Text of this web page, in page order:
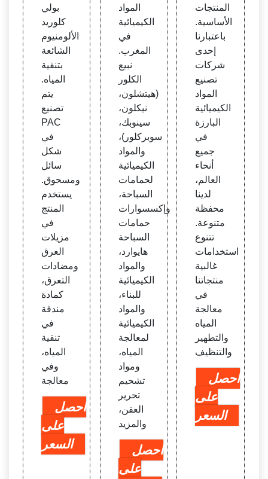
als
بولي
كلوريد
الألومنيوم
الشائعة
بتنقية
المياه.
يتم
تصنيع
PAC
في
شكل
سائل
ومسحوق.
يستخدم
المنتج
في
مزيلات
العرق
ومضادات
التعرق،
كمادة
مندفة
في
تنقية
المياه،
وفي
معالجة
احصل
على
السعر
كيميا
ئية ال
خاص
بك
المواد
الكيميائية
في
المغرب.
نبيع
الكلور
(هيتشلون،
نيكلون،
سينوبك،
سوبركلور)،
والمواد
الكيميائية
لحمامات
السباحة،
وإكسسوارات
حمامات
السباحة
هايوارد،
والمواد
الكيميائية
للبناء،
والمواد
الكيميائية
لمعالجة
المياه،
ومواد
تشحيم
تحرير
العفن،
والمزيد
احصل
على
ساسي
ة | مو
ردو ال
مواد ا
لكيميا
ئية
المنتجات
الأساسية.
باعتبارنا
إحدى
شركات
تصنيع
المواد
الكيميائية
البارزة
في
جميع
أنحاء
العالم،
لدينا
محفظة
متنوعة.
تتنوع
استخدامات
غالبية
منتجاتنا
في
معالجة
المياه
والتطهير
والتنظيف
احصل
على
السعر